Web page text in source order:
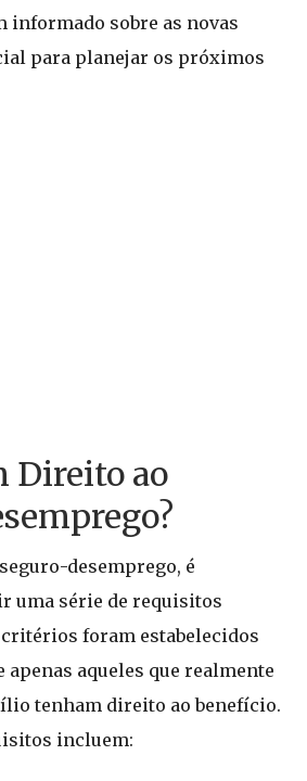
informado sobre as novas
para planejar os próximos
Direito ao
desemprego, é
uma série de requisitos
foram estabelecidos
apenas aqueles que realmente
tenham direito ao benefício.
incluem: